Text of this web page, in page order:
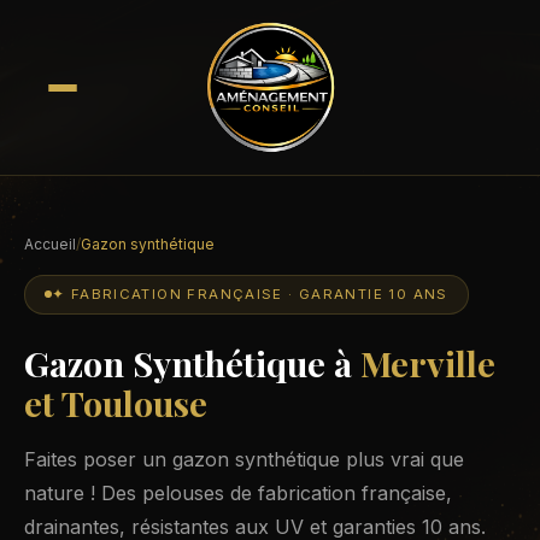
Accueil/Gazon synthétique
✦ FABRICATION FRANÇAISE · GARANTIE 10 ANS
Gazon Synthétique à Merville
et Toulouse
Faites poser un gazon synthétique plus vrai que
nature ! Des pelouses de fabrication française,
drainantes, résistantes aux UV et garanties 10 ans.